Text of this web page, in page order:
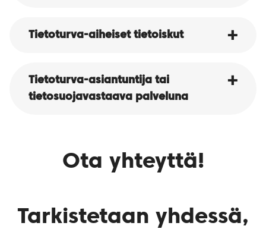
Tietoturva-aiheiset tietoiskut
Tietoturva-asiantuntija tai
tietosuojavastaava palveluna
Ota yhteyttä!
Tarkistetaan yhdessä,